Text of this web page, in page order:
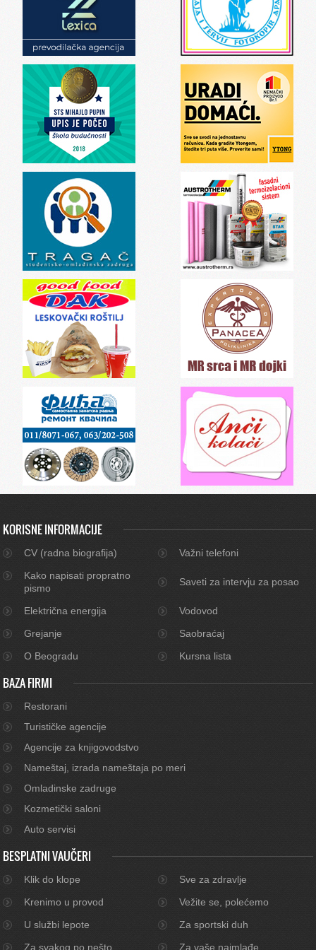
KORISNE INFORMACIJE
CV (radna biografija)
Važni telefoni
Kako napisati propratno
pismo
Saveti za intervju za posao
Električna energija
Vodovod
Grejanje
Saobraćaj
O Beogradu
Kursna lista
BAZA FIRMI
Restorani
Turističke agencije
Agencije za knjigovodstvo
Nameštaj, izrada nameštaja po meri
Omladinske zadruge
Kozmetički saloni
Auto servisi
BESPLATNI VAUČERI
Klik do klope
Sve za zdravlje
Krenimo u provod
Vežite se, polećemo
U službi lepote
Za sportski duh
Za svakog po nešto
Za vaše najmlađe